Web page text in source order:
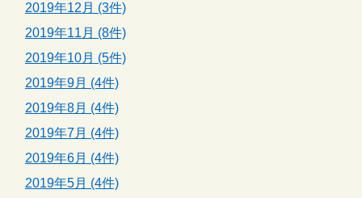
2019年12月 (3件)
2019年11月 (8件)
2019年10月 (5件)
2019年9月 (4件)
2019年8月 (4件)
2019年7月 (4件)
2019年6月 (4件)
2019年5月 (4件)